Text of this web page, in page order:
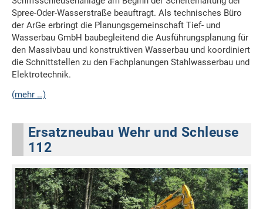
Spree-Oder-Wasserstraße beauftragt. Als technisches Büro
der ArGe erbringt die Planungsgemeinschaft Tief- und
Wasserbau GmbH baubegleitend die Ausführungsplanung für
den Massivbau und konstruktiven Wasserbau und koordiniert
die Schnittstellen zu den Fachplanungen Stahlwasserbau und
Elektrotechnik.
(mehr …)
Ersatzneubau Wehr und Schleuse
112